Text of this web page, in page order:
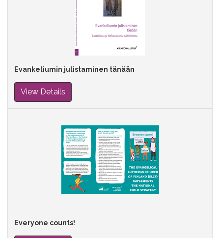
Evankeliumin julistaminen tänään
View Details
Everyone counts!